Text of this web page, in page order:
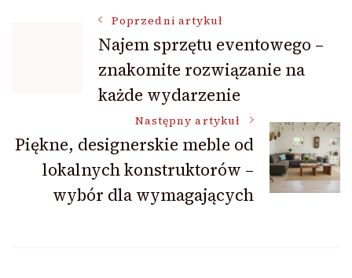
Nawigacja
wpisu
Poprzedni artykuł
Najem sprzętu eventowego –
znakomite rozwiązanie na
każde wydarzenie
Następny artykuł
Piękne, designerskie meble od
lokalnych konstruktorów –
wybór dla wymagających